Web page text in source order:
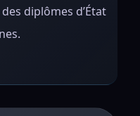
diplômes d’État